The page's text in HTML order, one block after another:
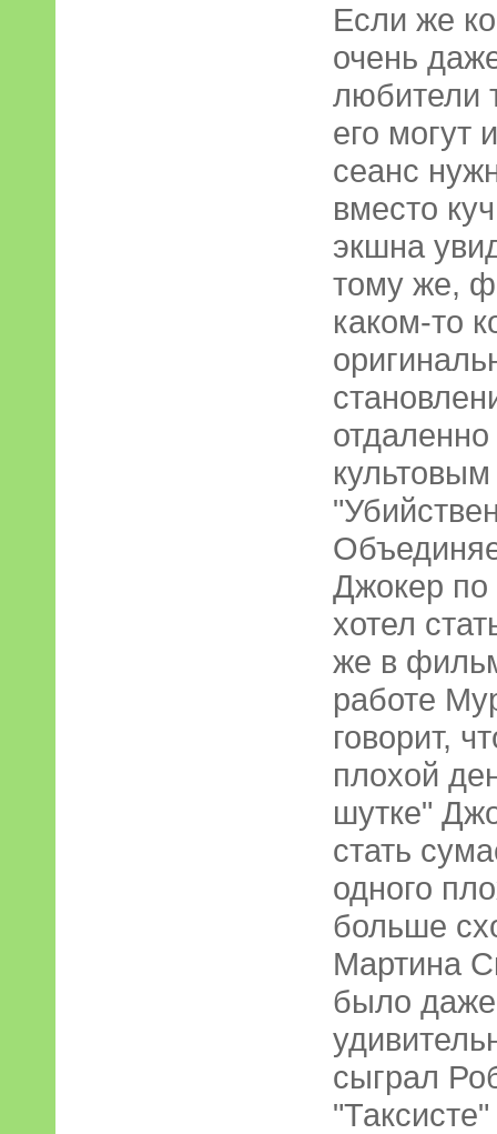
Если же
очень
любители
его могут
сеанс
вместо
экшна
тому же,
каком-то
Джокер по
хотел
же в
работе
говорит,
плохой
шутке"
стать
одного
больше
Мартина
было
сыграл